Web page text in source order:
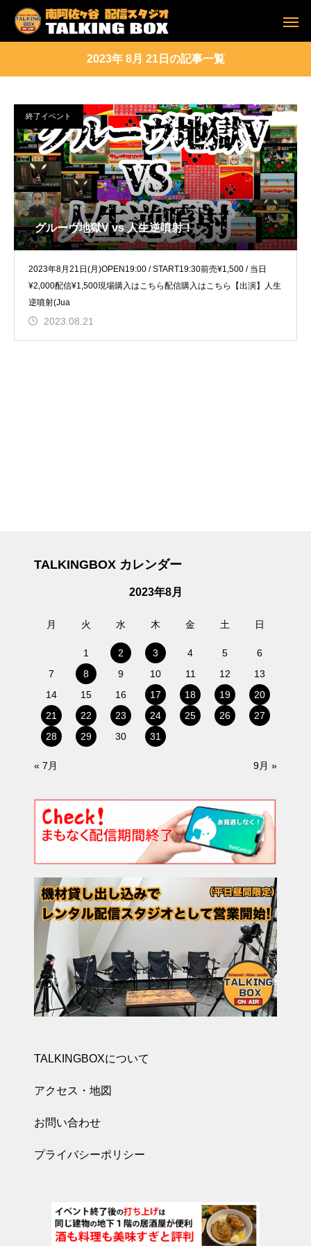
2023年 8月 21日の記事一覧
終了イベント
グルーヴ地獄V vs 人生逆噴射！
2023年8月21日(月)OPEN19:00 / START19:30前売¥1,500 / 当日
¥2,000配信¥1,500現場購入はこちら配信購入はこちら【出演】人生
逆噴射(Jua
2023.08.21
TALKINGBOX カレンダー
2023年8月
月 火 水 木 金 土 日
1 2 3 4 5
6
7
8 9 10 11 12
13
14
15 16 17 18 19
20
21
22 23 24 25 26
27
28
29 30 31
« 7月 9月 »
TALKINGBOXについて
アクセス・地図
お問い合わせ
プライバシーポリシー